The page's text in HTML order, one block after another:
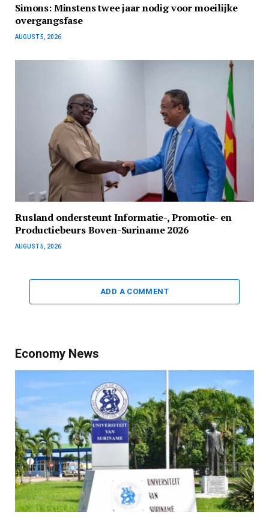
Simons: Minstens twee jaar nodig voor moeilijke
overgangsfase
AUGUST 5, 2026
Rusland ondersteunt Informatie-, Promotie- en
Productiebeurs Boven-Suriname 2026
AUGUST 5, 2026
ADD A COMMENT
Economy News